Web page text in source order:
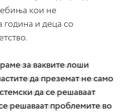
кои не
година и деца со
за ваквите лоши
да преземат не само
да се решаваат
решаваат проблемите во